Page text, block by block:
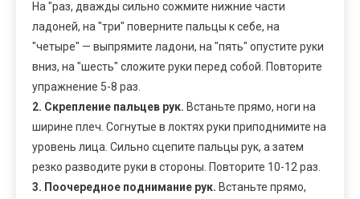
На "раз, дважды сильно сожмите нижние части
ладоней, на "три" поверните пальцы к себе, на
"четыре" — выпрямите ладони, на "пять" опустите руки
вниз, на "шесть" сложите руки перед собой. Повторите
упражнение 5-8 раз.
2. Скрепление пальцев рук. Встаньте прямо, ноги на
ширине плеч. Согнутые в локтях руки приподнимите на
уровень лица. Сильно сцепите пальцы рук, а затем
резко разводите руки в стороны. Повторите 10-12 раз.
3. Поочередное поднимание рук. Встаньте прямо,